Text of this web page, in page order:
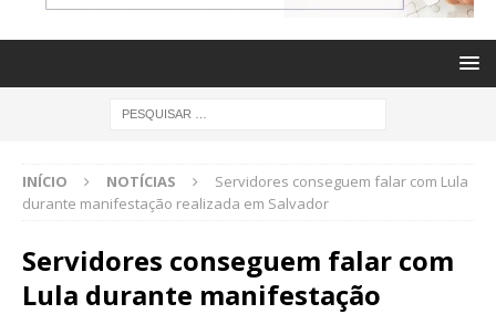
INÍCIO NOTÍCIAS
Servidores conseguem falar com Lula
durante manifestação realizada em Salvador
Servidores conseguem falar com
Lula durante manifestação